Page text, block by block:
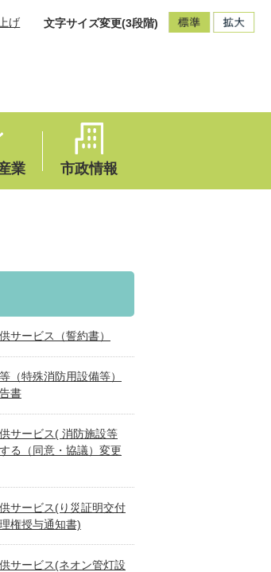
げ 文字サイズ変更(3段階)
業 市政情報
サービス（誓約書）
（特殊消防用設備等）
書
サービス( 消防施設等
る（同意・協議）変更
サービス(り災証明交付
権授与通知書)
サービス(ネオン管灯設